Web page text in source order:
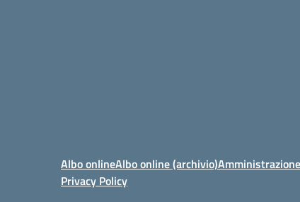
Albo onlineAlbo online (archivio)
Privacy Policy